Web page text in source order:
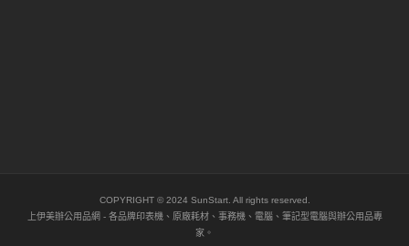
COPYRIGHT © 2024 SunStart. All rights reserved.
上伊美辦公用品網 - 各品牌印表機、原廠耗材、事務機、電腦、筆記型電腦與辦公用品專
家。